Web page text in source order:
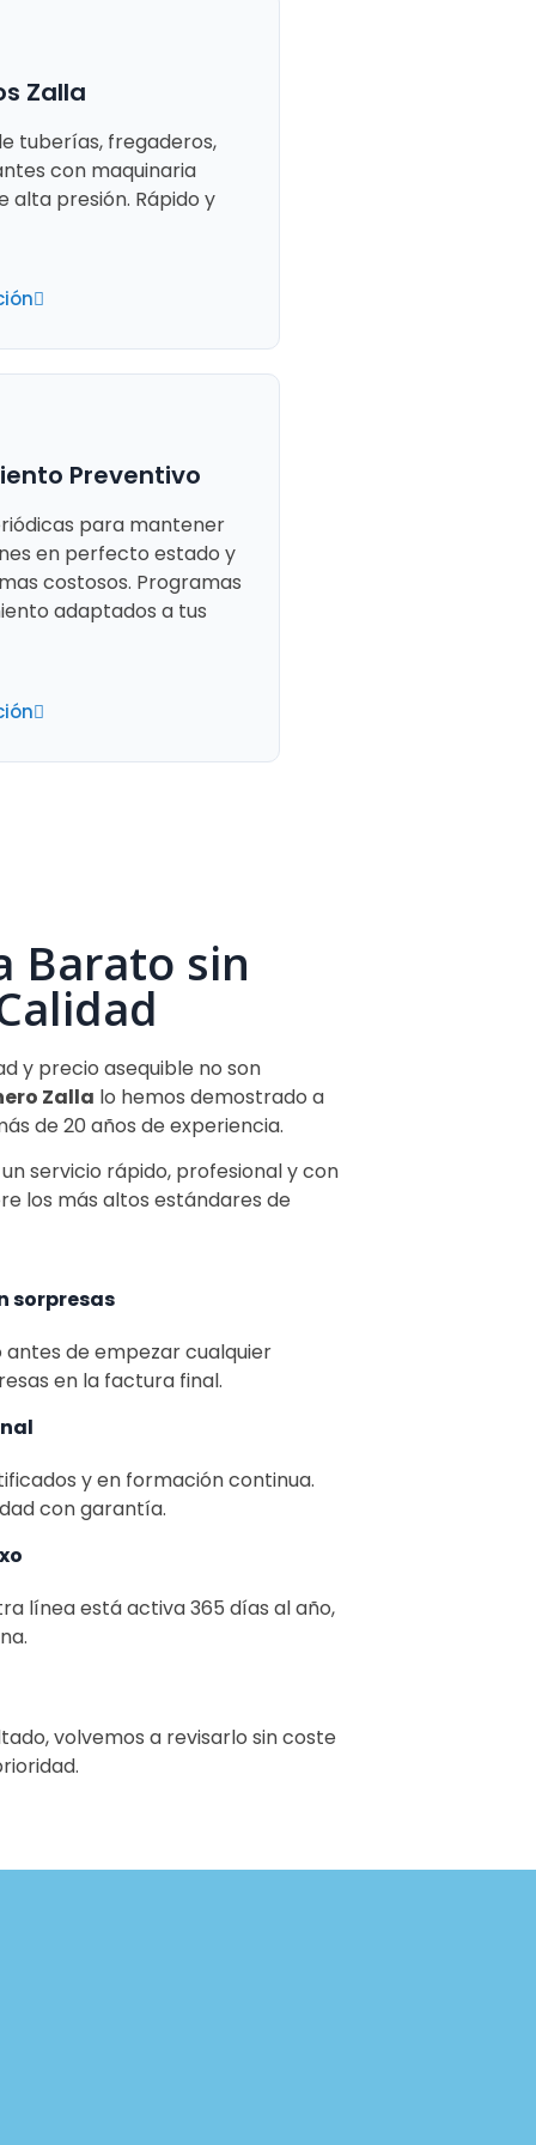
Zalla
tuberías, fregaderos,
con maquinaria
alta presión. Rápido y
Preventivo
para mantener
en perfecto estado y
costosos. Programas
adaptados a tus
Barato sin
y precio asequible no son
Zalla lo hemos demostrado a
de 20 años de experiencia.
servicio rápido, profesional y con
los más altos estándares de
sorpresas
de empezar cualquier
en la factura final.
y en formación continua.
con garantía.
línea está activa 365 días al año,
volvemos a revisarlo sin coste